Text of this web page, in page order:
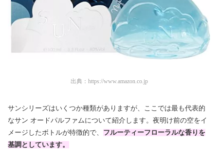
出典： https://www.amazon.co.jp
サンシリーズはいくつか種類がありますが、ここでは最も代表的
なサン オードパルファムについて紹介します。夜明け前の空をイ
メージしたボトルが特徴的で、 フルーティーフローラルな香りを
基調としています。